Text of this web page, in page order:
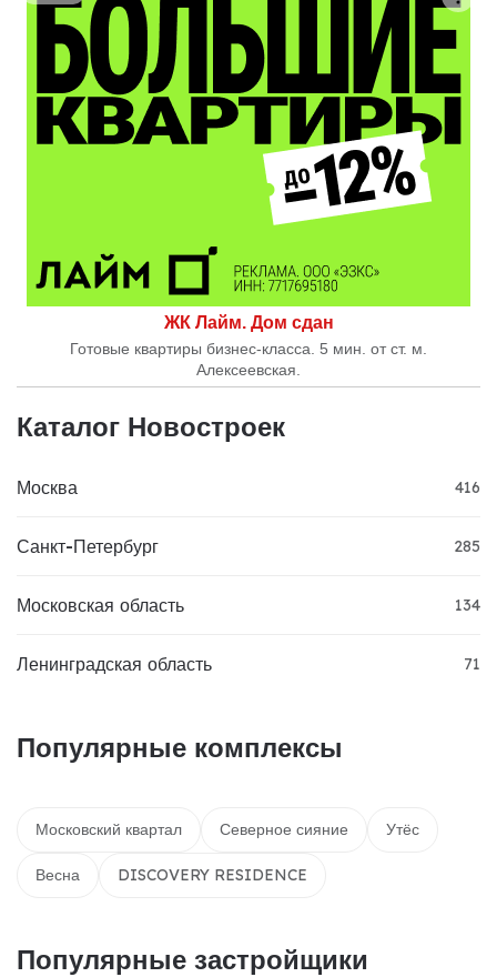
ЖК Лайм. Дом сдан
Готовые квартиры бизнес-класса. 5 мин. от ст. м.
Алексеевская.
Каталог Новостроек
Москва 416
Санкт-Петербург 285
Московская область 134
Ленинградская область 71
Популярные комплексы
Московский квартал Северное сияние Утёс
Весна DISCOVERY RESIDENCE
Популярные застройщики